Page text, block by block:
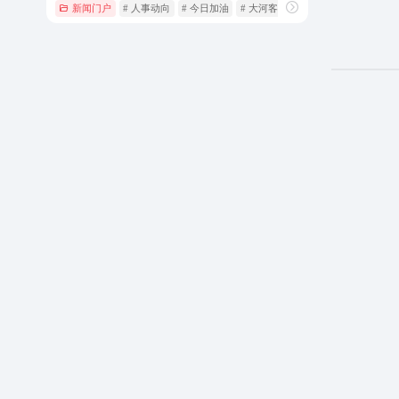
新闻门户 # 人事动向 # 今日加油 # 大河客户端